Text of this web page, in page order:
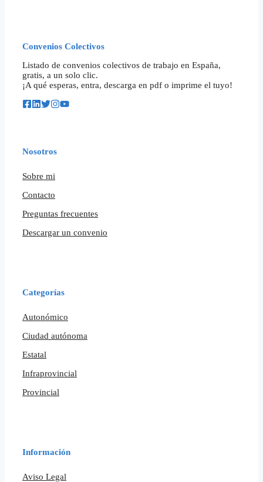
Convenios Colectivos
Listado de convenios colectivos de trabajo en España,
gratis, a un solo clic.
¡A qué esperas, entra, descarga en pdf o imprime el tuyo!
Nosotros
Sobre mi
Contacto
Preguntas frecuentes
Descargar un convenio
Categorías
Autonómico
Ciudad autónoma
Estatal
Infraprovincial
Provincial
Información
Aviso Legal